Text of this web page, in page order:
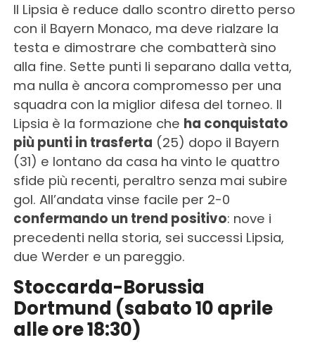
Il Lipsia è reduce dallo scontro diretto perso
con il Bayern Monaco, ma deve rialzare la
testa e dimostrare che combatterà sino
alla fine. Sette punti li separano dalla vetta,
ma nulla è ancora compromesso per una
squadra con la miglior difesa del torneo. Il
Lipsia è la formazione che ha conquistato
più punti in trasferta (25) dopo il Bayern
(31) e lontano da casa ha vinto le quattro
sfide più recenti, peraltro senza mai subire
gol. All’andata vinse facile per 2-0
confermando un trend positivo: nove i
precedenti nella storia, sei successi Lipsia,
due Werder e un pareggio.
Stoccarda-Borussia
Dortmund (sabato 10 aprile
alle ore 18:30)